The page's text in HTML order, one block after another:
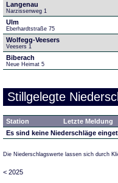
Langenau
Narzissenweg 1
Ulm
Eberhardtstraße 75
Wolfegg-Veesers
Veesers 1
Biberach
Neue Heimat 5
Stillgelegte
Station Letzte Meldung
Es sind keine Niederschläge
Die Niederschlagswerte lassen sich durch
< 2025